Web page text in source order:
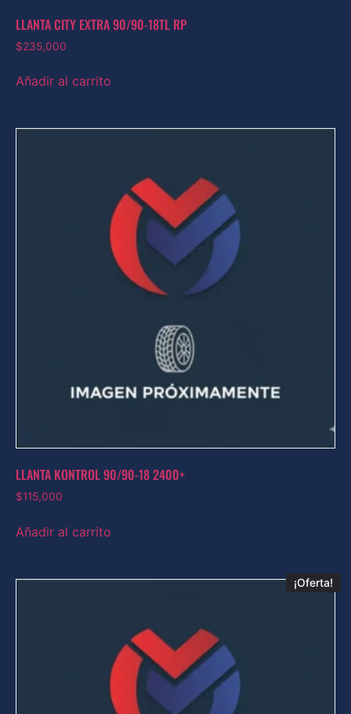
LLANTA CITY EXTRA 90/90-18TL RP
$235,000
Añadir al carrito
LLANTA KONTROL 90/90-18 2400+
$115,000
Añadir al carrito
¡Oferta!